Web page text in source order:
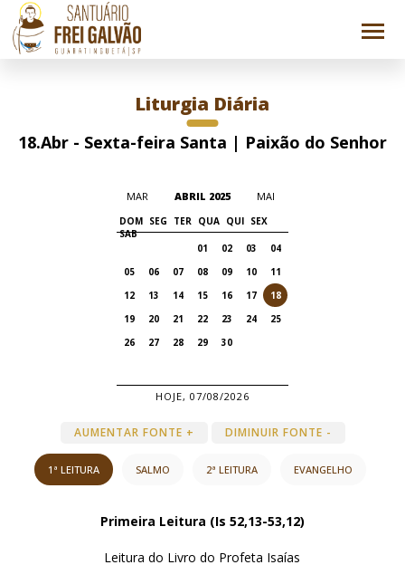
Liturgia Diária
18.Abr - Sexta-feira Santa | Paixão do Senhor
MAR ABRIL 2025 MAI
DOM SEG TER QUA QUI SEX
SAB
01
02 03
04
05
06 07 08 09 10
11
12
13 14 15 16 17
18
19
20 21 22 23 24
25
26
27 28 29 30
HOJE, 07/08/2026
AUMENTAR FONTE + DIMINUIR FONTE -
1ª LEITURA SALMO 2ª LEITURA EVANGELHO
Primeira Leitura (Is 52,13-53,12)
Leitura do Livro do Profeta Isaías